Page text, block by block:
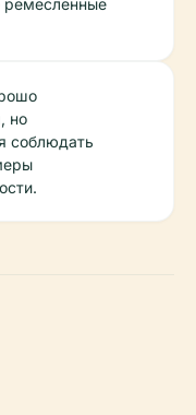
ремесленные
но
соблюдать